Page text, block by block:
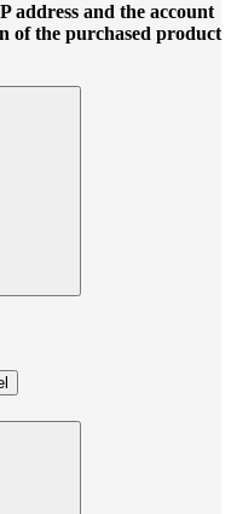
address and the account
of the purchased product